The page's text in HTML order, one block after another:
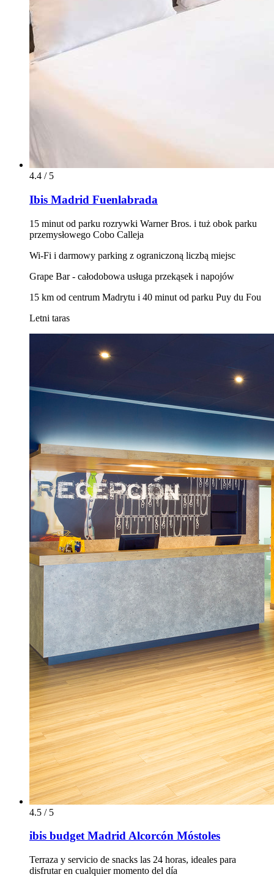
4.4 / 5
Ibis Madrid Fuenlabrada
15 minut od parku rozrywki Warner Bros. i tuż obok parku
przemysłowego Cobo Calleja
Wi‑Fi i darmowy parking z ograniczoną liczbą miejsc
Grape Bar - całodobowa usługa przekąsek i napojów
15 km od centrum Madrytu i 40 minut od parku Puy du Fou
Letni taras
4.5 / 5
ibis budget Madrid Alcorcón Móstoles
Terraza y servicio de snacks las 24 horas, ideales para
disfrutar en cualquier momento del día